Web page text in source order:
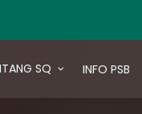
SQ INFO PSB